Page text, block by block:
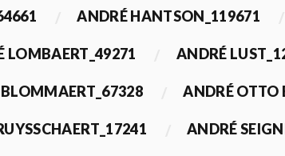
ANDRÉ HANTSON_119671
LOMBAERT_49271 ANDRÉ
ANDRÉ OTTO
ANDRÉ